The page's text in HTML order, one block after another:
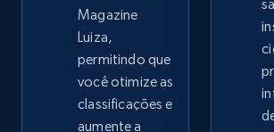
Google Shopping
URL, Product id, Title, Product
Rating, Reviews count, Images,
more.
Magazine
Luiza,
permitindo que
você otimize as
classificações e
aumente a